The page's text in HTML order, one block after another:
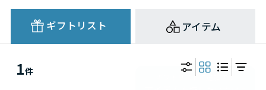
ギフトリスト アイテム
1件